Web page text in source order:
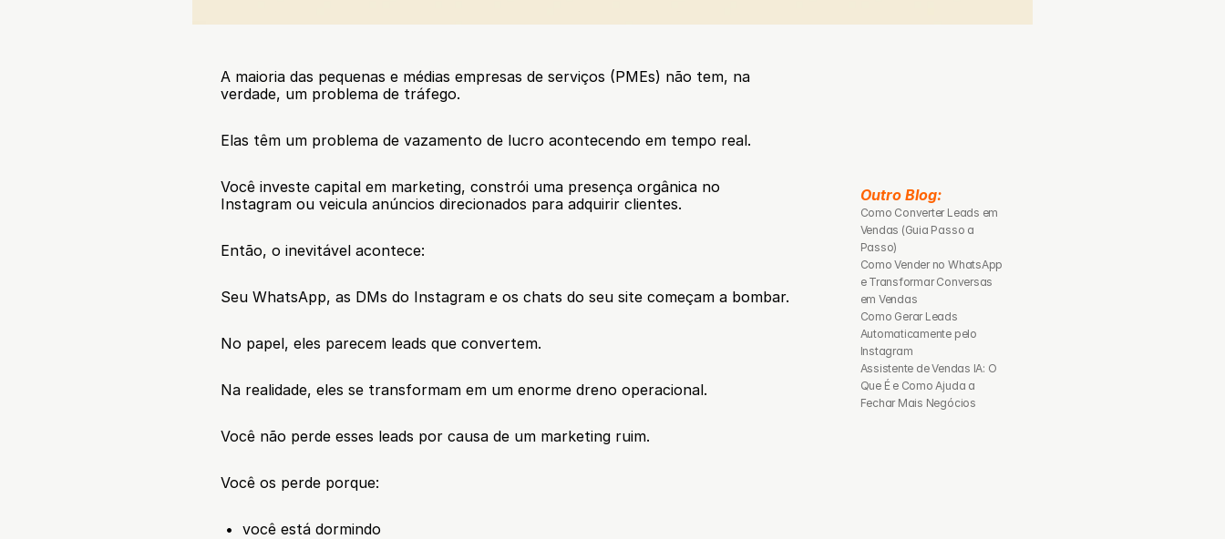
A maioria das pequenas e médias empresas de serviços (PMEs) não tem, na
verdade, um problema de tráfego.
Elas têm um problema de vazamento de lucro acontecendo em tempo real.
Você investe capital em marketing, constrói uma presença orgânica no
Instagram ou veicula anúncios direcionados para adquirir clientes.
Então, o inevitável acontece:
Seu WhatsApp, as DMs do Instagram e os chats do seu site começam a bombar.
No papel, eles parecem leads que convertem.
Na realidade, eles se transformam em um enorme dreno operacional.
Você não perde esses leads por causa de um marketing ruim.
Você os perde porque:
•  você está dormindo
Outro Blog:
Como Converter Leads em
Vendas (Guia Passo a
Passo)
Como Vender no WhatsApp
e Transformar Conversas
em Vendas
Como Gerar Leads
Automaticamente pelo
Instagram
Assistente de Vendas IA: O
Que É e Como Ajuda a
Fechar Mais Negócios